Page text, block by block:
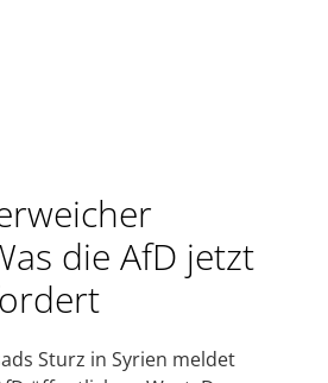
die AfD jetzt
Sturz in Syrien meldet